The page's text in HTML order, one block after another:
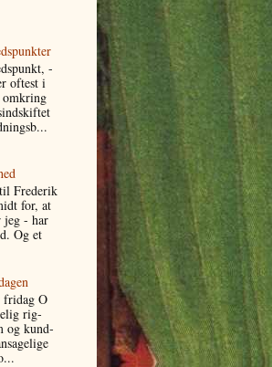
-
oftest i
omkring
Frederik
for, at
jeg - har
Og et
fri­dag O
rig­
og kund­